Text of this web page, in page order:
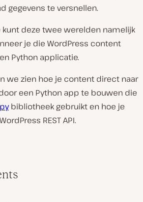
gegevens te versnellen.
kunt deze twee werelden namelijk
je die WordPress content
Python applicatie.
we zien hoe je content direct naar
een Python app te bouwen die
bibliotheek gebruikt en hoe je
REST API.